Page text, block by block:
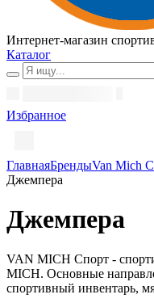
Интернет-магазин
Каталог
Избранное
ГлавнаяБрендыVan Mich
Джемпера
Джемпера
VAN MICH Спорт -
MICH. Основные
спортивный инвентарь,